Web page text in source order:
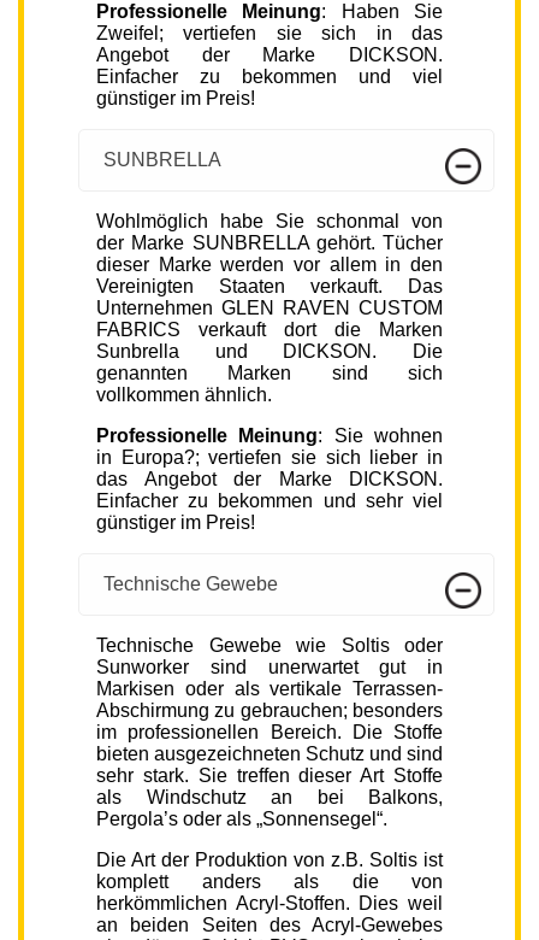
Professionelle Meinung: Haben Sie
Zweifel; vertiefen sie sich in das
Angebot der Marke DICKSON.
Einfacher zu bekommen und viel
günstiger im Preis!
SUNBRELLA
Wohlmöglich habe Sie schonmal von
der Marke SUNBRELLA gehört. Tücher
dieser Marke werden vor allem in den
Vereinigten Staaten verkauft. Das
Unternehmen GLEN RAVEN CUSTOM
FABRICS verkauft dort die Marken
Sunbrella und DICKSON. Die
genannten Marken sind sich
vollkommen ähnlich.
Professionelle Meinung: Sie wohnen
in Europa?; vertiefen sie sich lieber in
das Angebot der Marke DICKSON.
Einfacher zu bekommen und sehr viel
günstiger im Preis!
Technische Gewebe
Technische Gewebe wie Soltis oder
Sunworker sind unerwartet gut in
Markisen oder als vertikale Terrassen-
Abschirmung zu gebrauchen; besonders
im professionellen Bereich. Die Stoffe
bieten ausgezeichneten Schutz und sind
sehr stark. Sie treffen dieser Art Stoffe
als Windschutz an bei Balkons,
Pergola’s oder als „Sonnensegel“.
Die Art der Produktion von z.B. Soltis ist
komplett anders als die von
herkömmlichen Acryl-Stoffen. Dies weil
an beiden Seiten des Acryl-Gewebes